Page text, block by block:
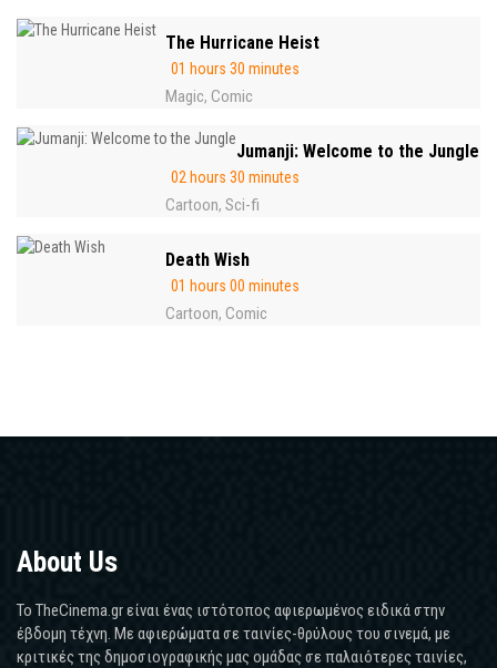
The Hurricane Heist
01 hours 30 minutes
Magic, Comic
Jumanji: Welcome to the Jungle
02 hours 30 minutes
Cartoon, Sci-fi
Death Wish
01 hours 00 minutes
Cartoon, Comic
About Us
Το TheCinema.gr είναι ένας ιστότοπος αφιερωμένος ειδικά στην
έβδομη τέχνη. Με αφιερώματα σε ταινίες-θρύλους του σινεμά, με
κριτικές της δημοσιογραφικής μας ομάδας σε παλαιότερες ταινίες,